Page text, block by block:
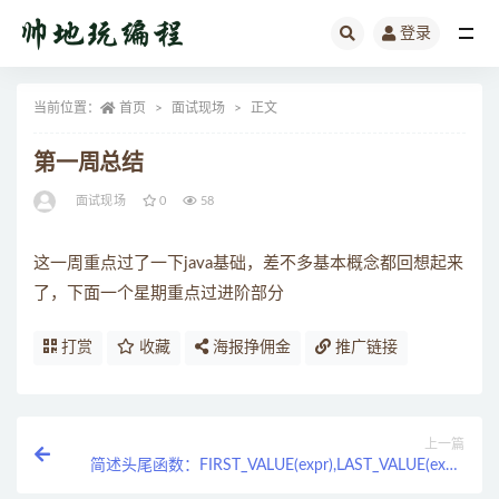
登录
当前位置： 首页 面试现场 正文
第一周总结
面试现场 0 58
这一周重点过了一下java基础，差不多基本概念都回想起来
了，下面一个星期重点过进阶部分
打赏 收藏 海报挣佣金 推广链接
上一篇
简述头尾函数：FIRST_VALUE(expr),LAST_VALUE(expr)